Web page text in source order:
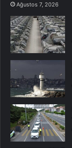
Ağustos 7, 2026